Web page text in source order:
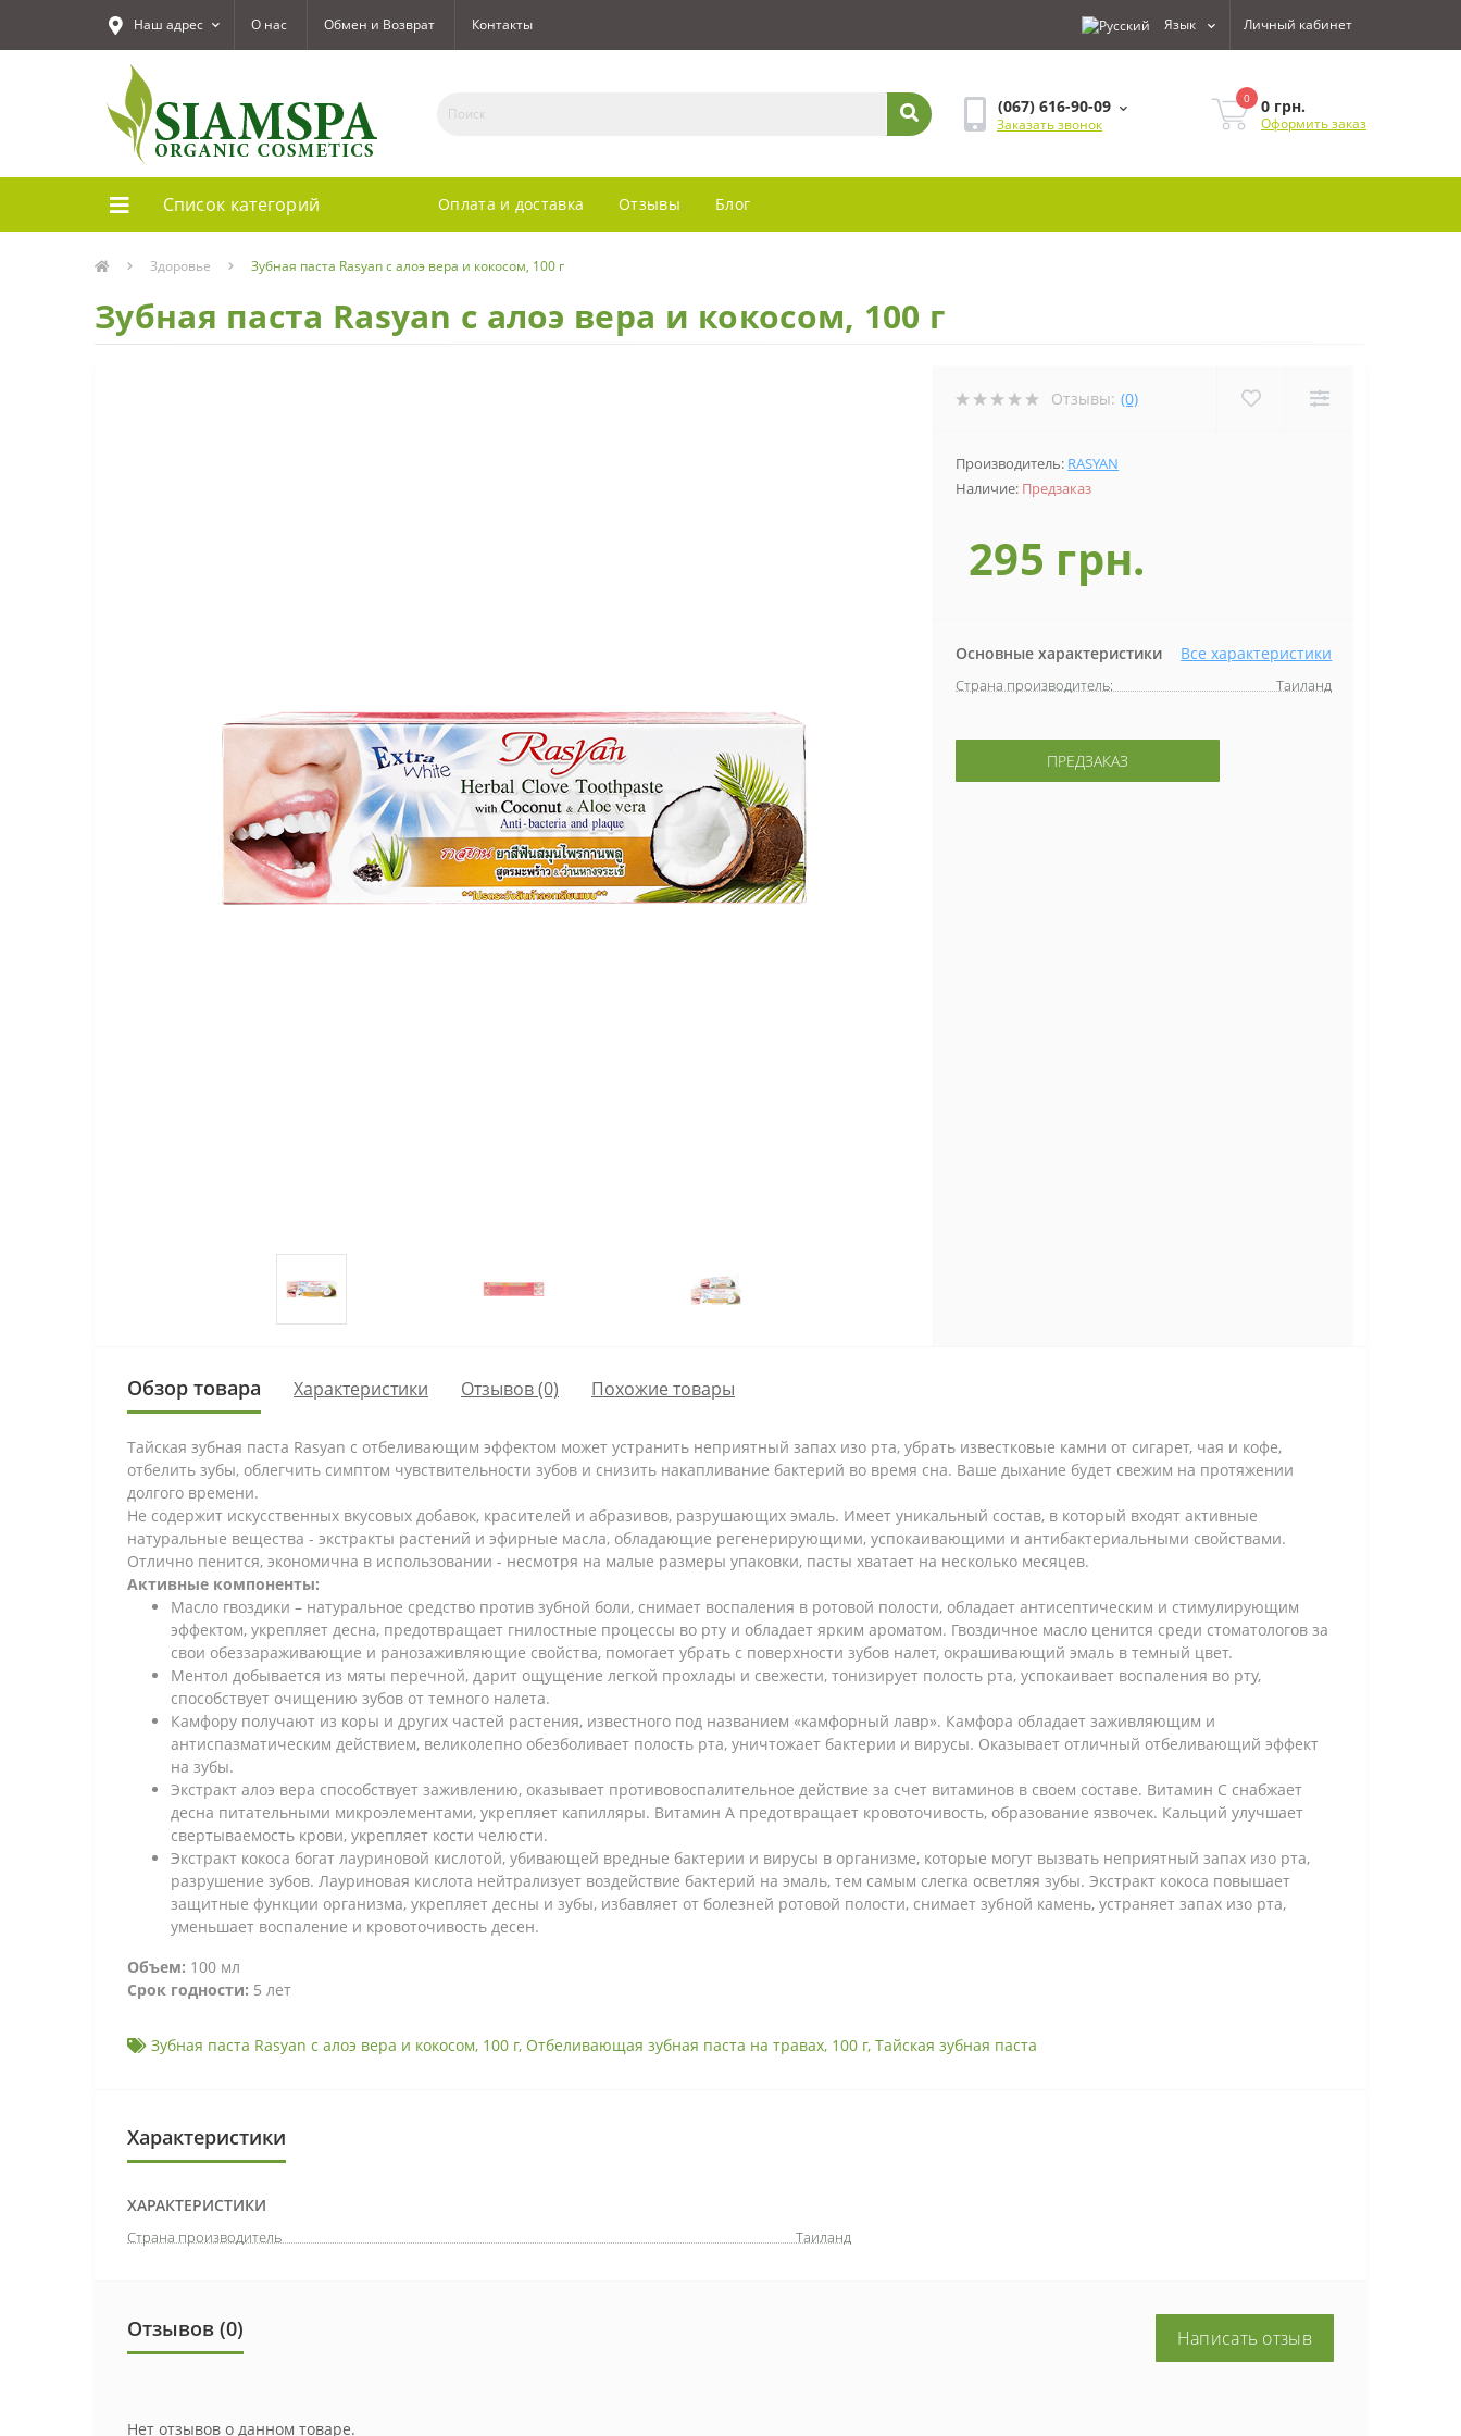
Наш адрес О нас Обмен и Возврат Контакты Язык Личный кабинет
(067) 616-90-09
Заказать звонок
0 0 грн.
Оформить заказ
Список категорий Оплата и доставка Отзывы Блог
Здоровье Зубная паста Rasyan с алоэ вера и кокосом, 100 г
Зубная паста Rasyan с алоэ вера и кокосом, 100 г
Отзывы: (0)
Производитель: RASYAN
Наличие: Предзаказ
295 грн.
Основные характеристики Все характеристики
Страна производитель: Таиланд
ПРЕДЗАКАЗ
Обзор товара Характеристики Отзывов (0) Похожие товары
Тайская зубная паста Rasyan с отбеливающим эффектом может устранить неприятный запах изо рта, убрать известковые камни от сигарет, чая и кофе,
отбелить зубы, облегчить симптом чувствительности зубов и снизить накапливание бактерий во время сна. Ваше дыхание будет свежим на протяжении
долгого времени.
Не содержит искусственных вкусовых добавок, красителей и абразивов, разрушающих эмаль. Имеет уникальный состав, в который входят активные
натуральные вещества - экстракты растений и эфирные масла, обладающие регенерирующими, успокаивающими и антибактериальными свойствами.
Отлично пенится, экономична в использовании - несмотря на малые размеры упаковки, пасты хватает на несколько месяцев.
Активные компоненты:
Масло гвоздики – натуральное средство против зубной боли, снимает воспаления в ротовой полости, обладает антисептическим и стимулирующим
эффектом, укрепляет десна, предотвращает гнилостные процессы во рту и обладает ярким ароматом. Гвоздичное масло ценится среди стоматологов за
свои обеззараживающие и ранозаживляющие свойства, помогает убрать с поверхности зубов налет, окрашивающий эмаль в темный цвет.
Ментол добывается из мяты перечной, дарит ощущение легкой прохлады и свежести, тонизирует полость рта, успокаивает воспаления во рту,
способствует очищению зубов от темного налета.
Камфору получают из коры и других частей растения, известного под названием «камфорный лавр». Камфора обладает заживляющим и
антиспазматическим действием, великолепно обезболивает полость рта, уничтожает бактерии и вирусы. Оказывает отличный отбеливающий эффект
на зубы.
Экстракт алоэ вера способствует заживлению, оказывает противовоспалительное действие за счет витаминов в своем составе. Витамин С снабжает
десна питательными микроэлементами, укрепляет капилляры. Витамин А предотвращает кровоточивость, образование язвочек. Кальций улучшает
свертываемость крови, укрепляет кости челюсти.
Экстракт кокоса богат лауриновой кислотой, убивающей вредные бактерии и вирусы в организме, которые могут вызвать неприятный запах изо рта,
разрушение зубов. Лауриновая кислота нейтрализует воздействие бактерий на эмаль, тем самым слегка осветляя зубы. Экстракт кокоса повышает
защитные функции организма, укрепляет десны и зубы, избавляет от болезней ротовой полости, снимает зубной камень, устраняет запах изо рта,
уменьшает воспаление и кровоточивость десен.
Объем: 100 мл
Срок годности: 5 лет
Зубная паста Rasyan с алоэ вера и кокосом, 100 г, Отбеливающая зубная паста на травах, 100 г, Тайская зубная паста
Характеристики
ХАРАКТЕРИСТИКИ
Страна производитель Таиланд
Отзывов (0) Написать отзыв
Нет отзывов о данном товаре.